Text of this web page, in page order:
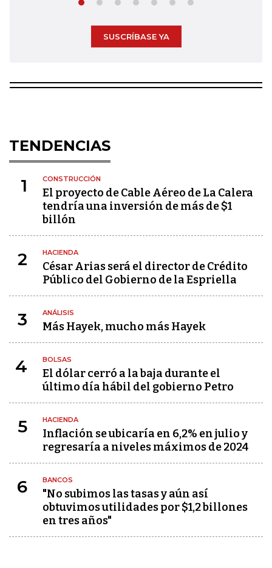
SUSCRÍBASE YA
TENDENCIAS
1 CONSTRUCCIÓN
El proyecto de Cable Aéreo de La Calera
tendría una inversión de más de $1
billón
2 HACIENDA
César Arias será el director de Crédito
Público del Gobierno de la Espriella
3 ANÁLISIS
Más Hayek, mucho más Hayek
4 BOLSAS
El dólar cerró a la baja durante el
último día hábil del gobierno Petro
5 HACIENDA
Inflación se ubicaría en 6,2% en julio y
regresaría a niveles máximos de 2024
6 BANCOS
"No subimos las tasas y aún así
obtuvimos utilidades por $1,2 billones
en tres años"